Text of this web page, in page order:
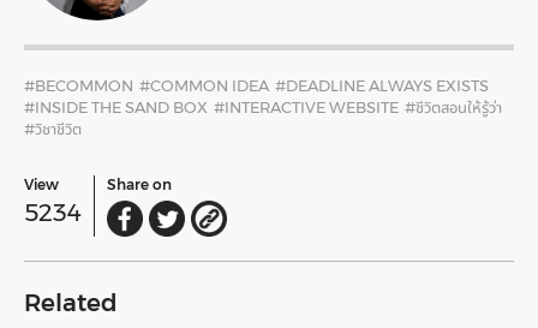
#BECOMMON #COMMON IDEA #DEADLINE ALWAYS EXISTS
#INSIDE THE SAND BOX #INTERACTIVE WEBSITE #ชีวิตสอนให้รู้ว่า
#วิชาชีวิต
View
5234
Share on
Related